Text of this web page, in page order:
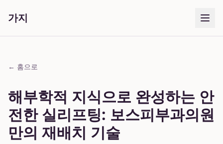
가지
← 홈으로
해부학적 지식으로 완성하는 안
전한 실리프팅: 보스피부과의원
만의 재배치 기술